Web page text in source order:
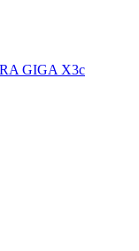
GIGA X3c